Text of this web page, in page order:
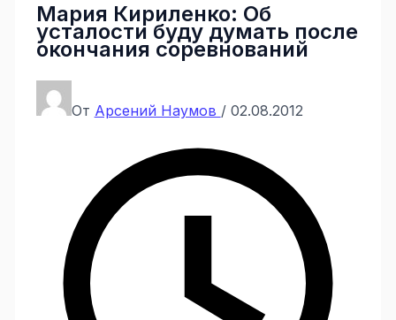
Мария Кириленко: Об
усталости буду думать после
окончания соревнований
От Арсений Наумов / 02.08.2012